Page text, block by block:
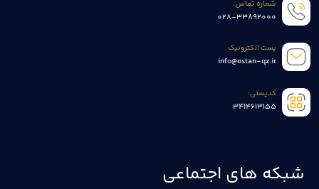
شماره تماس:
028-33892000
پست الکترونیک:
info@ostan-qz.ir
کدپستی:
3414613155
شبکه های اجتماعی